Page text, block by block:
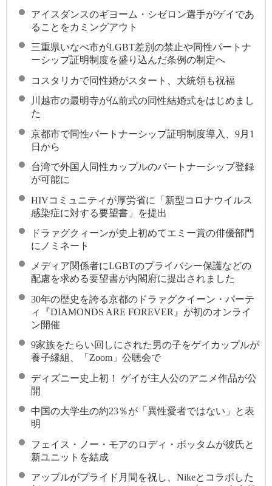
アイスダンスのギヨーム・シゼロン選手がゲイであ
ることをカミングアウト
三重県いなべ市がLGBT差別の禁止や同性パートナ
ーシップ証明制度を盛り込んだ条例の制定へ
コスタリカで同性婚がスタート、大統領も祝福
川越市の最明寺が仏前式の同性結婚式をはじめまし
た
京都市で同性パートナーシップ証明制度導入、9月1
日から
台湾で外国人同性カップルのパートナーシップ登録
が可能に
HIVコミュニティが厚労省に「新型コロナウイルス
感染症に対する要望書」を提出
ドラァグクィーンが史上初めてエミー賞の俳優部門
にノミネート
メディア関係者にLGBTのプライバシー保護などの
配慮を求める要望書が内閣府に提出されました
30年の歴史を誇る京都のドラァグクイーン・パーテ
ィ『DIAMONDS ARE FOREVER』が初のオンライ
ン開催
9家族をたらい回しにされた男の子をゲイカップルが
養子縁組、「Zoom」公聴会で
ディズニー史上初！ ゲイが主人公のアニメ作品が公
開
中国の大学生の約23％が「異性愛者ではない」と表
明
フェイス・ノー・モアのロディ・ボッタムが彼氏と
新ユニットを結成
アップルがプライド月間を祝し、Nikeとコラボした